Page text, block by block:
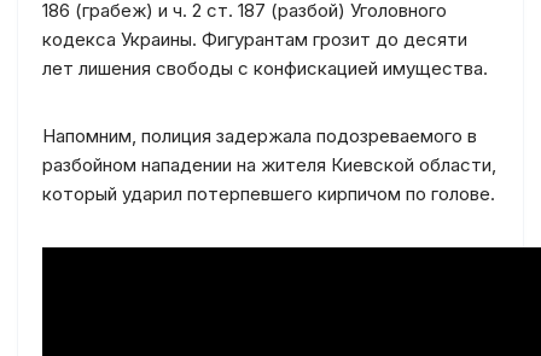
186 (грабеж) и ч. 2 ст. 187 (разбой) Уголовного
кодекса Украины. Фигурантам грозит до десяти
лет лишения свободы с конфискацией имущества.
Напомним, полиция задержала подозреваемого в
разбойном нападении на жителя Киевской области,
который ударил потерпевшего кирпичом по голове.